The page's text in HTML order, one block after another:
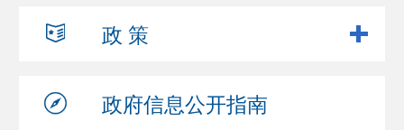
政 策
政府信息公开指南